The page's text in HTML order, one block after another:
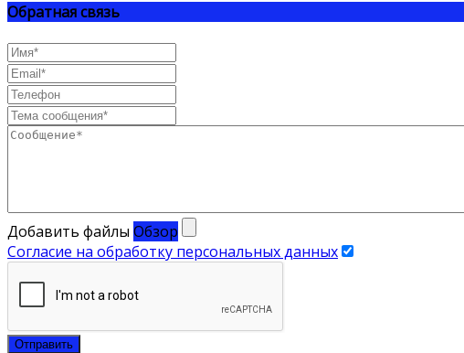
Обратная связь
Добавить файлы Обзор
Согласие на обработку персональных данных
Отправить